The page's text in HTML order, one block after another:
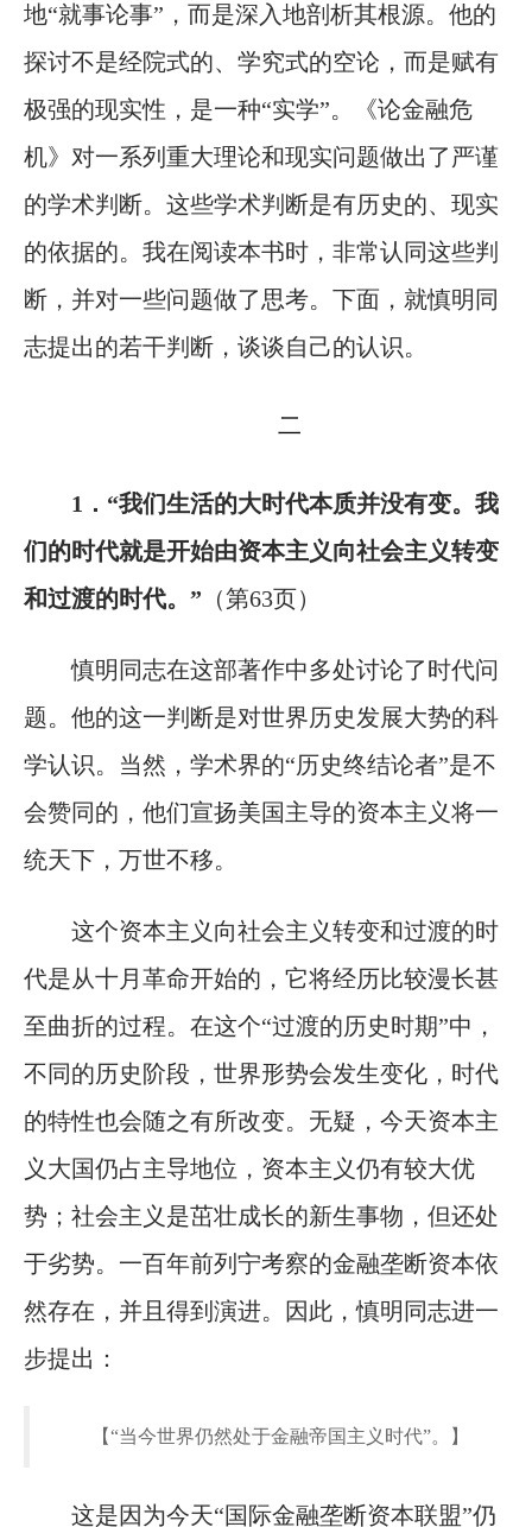
地“就事论事”，而是深入地剖析其根源。他的
探讨不是经院式的、学究式的空论，而是赋有
极强的现实性，是一种“实学”。《论金融危
机》对一系列重大理论和现实问题做出了严谨
的学术判断。这些学术判断是有历史的、现实
的依据的。我在阅读本书时，非常认同这些判
断，并对一些问题做了思考。下面，就慎明同
志提出的若干判断，谈谈自己的认识。
二
1．“我们生活的大时代本质并没有变。我
们的时代就是开始由资本主义向社会主义转变
和过渡的时代。” （第63页）
慎明同志在这部著作中多处讨论了时代问
题。他的这一判断是对世界历史发展大势的科
学认识。当然，学术界的“历史终结论者”是不
会赞同的，他们宣扬美国主导的资本主义将一
统天下，万世不移。
这个资本主义向社会主义转变和过渡的时
代是从十月革命开始的，它将经历比较漫长甚
至曲折的过程。在这个“过渡的历史时期”中，
不同的历史阶段，世界形势会发生变化，时代
的特性也会随之有所改变。无疑，今天资本主
义大国仍占主导地位，资本主义仍有较大优
势；社会主义是茁壮成长的新生事物，但还处
于劣势。一百年前列宁考察的金融垄断资本依
然存在，并且得到演进。因此，慎明同志进一
步提出：
【“当今世界仍然处于金融帝国主义时代”。】
这是因为今天“国际金融垄断资本联盟”仍